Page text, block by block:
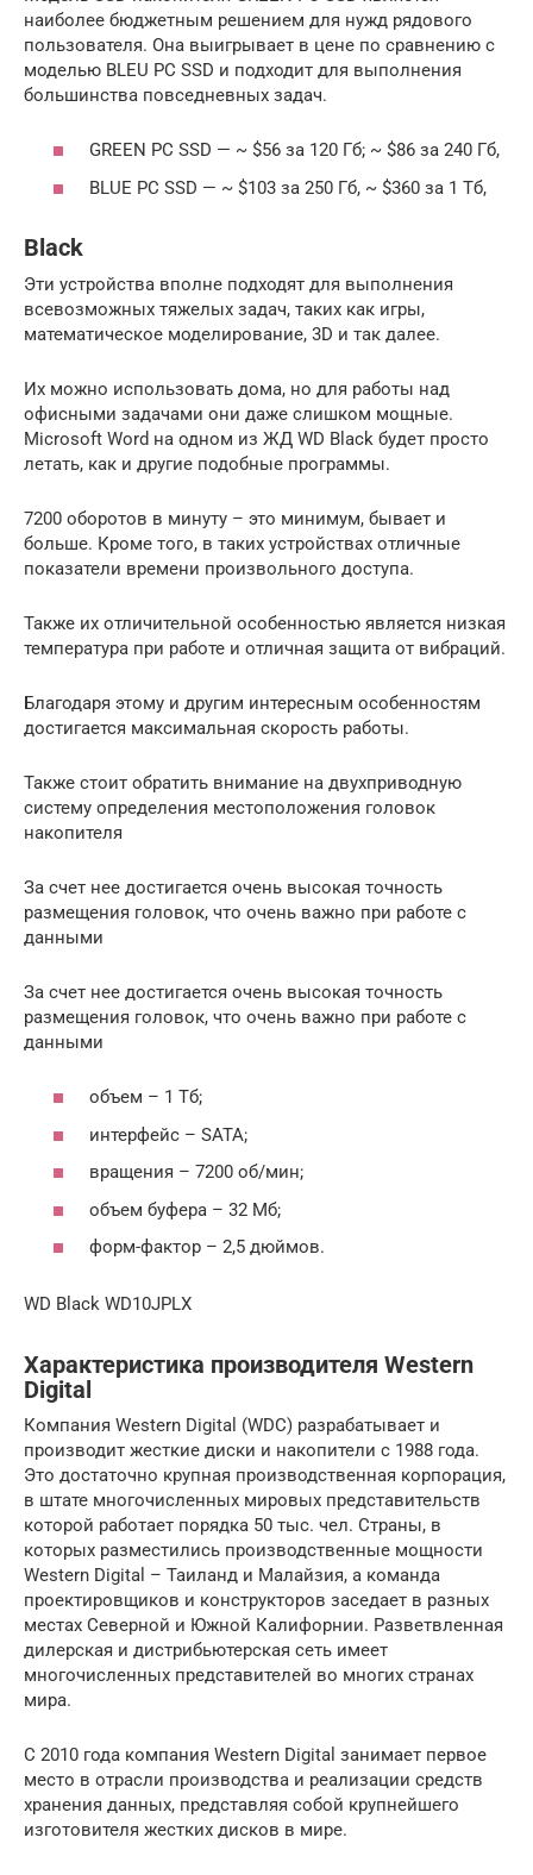
наиболее бюджетным решением для нужд рядового
пользователя. Она выигрывает в цене по сравнению с
моделью BLEU PC SSD и подходит для выполнения
большинства повседневных задач.
GREEN PC SSD — ~ $56 за 120 Гб; ~ $86 за 240 Гб,
BLUE PC SSD — ~ $103 за 250 Гб, ~ $360 за 1 Тб,
Black
Эти устройства вполне подходят для выполнения
всевозможных тяжелых задач, таких как игры,
математическое моделирование, 3D и так далее.
Их можно использовать дома, но для работы над
офисными задачами они даже слишком мощные.
Microsoft Word на одном из ЖД WD Black будет просто
летать, как и другие подобные программы.
7200 оборотов в минуту – это минимум, бывает и
больше. Кроме того, в таких устройствах отличные
показатели времени произвольного доступа.
Также их отличительной особенностью является низкая
температура при работе и отличная защита от вибраций.
Благодаря этому и другим интересным особенностям
достигается максимальная скорость работы.
Также стоит обратить внимание на двухприводную
систему определения местоположения головок
накопителя
За счет нее достигается очень высокая точность
размещения головок, что очень важно при работе с
данными
За счет нее достигается очень высокая точность
размещения головок, что очень важно при работе с
данными
объем – 1 Тб;
интерфейс – SATA;
вращения – 7200 об/мин;
объем буфера – 32 Мб;
форм-фактор – 2,5 дюймов.
WD Black WD10JPLX
Характеристика производителя Western
Digital
Компания Western Digital (WDC) разрабатывает и
производит жесткие диски и накопители с 1988 года.
Это достаточно крупная производственная корпорация,
в штате многочисленных мировых представительств
которой работает порядка 50 тыс. чел. Страны, в
которых разместились производственные мощности
Western Digital – Таиланд и Малайзия, а команда
проектировщиков и конструкторов заседает в разных
местах Северной и Южной Калифорнии. Разветвленная
дилерская и дистрибьютерская сеть имеет
многочисленных представителей во многих странах
мира.
С 2010 года компания Western Digital занимает первое
место в отрасли производства и реализации средств
хранения данных, представляя собой крупнейшего
изготовителя жестких дисков в мире.